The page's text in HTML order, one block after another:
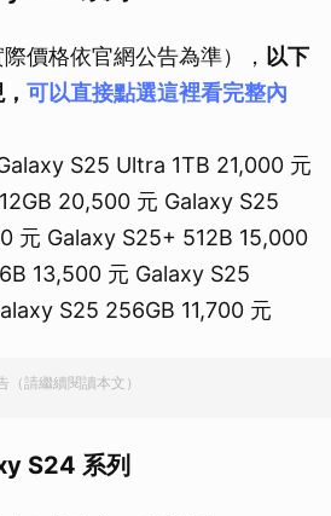
價格依官網公告為準）， 以下
可以直接點選這裡看完整內
S25 Ultra 1TB 21,000 元
20,500 元 Galaxy S25
元 Galaxy S25+ 512B 15,000
13,500 元 Galaxy S25
S25 256GB 11,700 元
（請繼續閱讀本文）
S24 系列